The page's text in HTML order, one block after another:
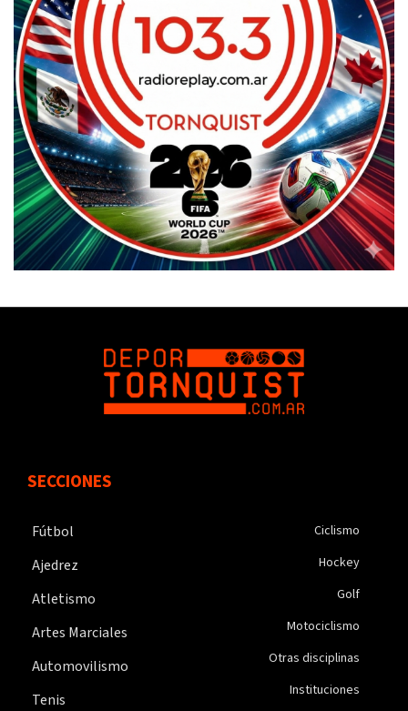
SECCIONES
Fútbol
Ajedrez
Atletismo
Artes Marciales
Automovilismo
Tenis
Ciclismo
Hockey
Golf
Motociclismo
Otras disciplinas
Instituciones